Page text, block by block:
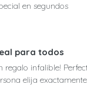
en segundos
para todos
regalo infalible!
elija